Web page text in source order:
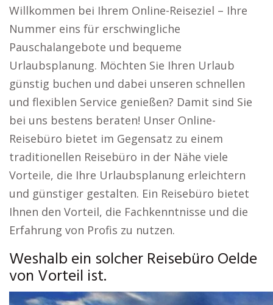
Willkommen bei Ihrem Online-Reiseziel – Ihre
Nummer eins für erschwingliche
Pauschalangebote und bequeme
Urlaubsplanung. Möchten Sie Ihren Urlaub
günstig buchen und dabei unseren schnellen
und flexiblen Service genießen? Damit sind Sie
bei uns bestens beraten! Unser Online-
Reisebüro bietet im Gegensatz zu einem
traditionellen Reisebüro in der Nähe viele
Vorteile, die Ihre Urlaubsplanung erleichtern
und günstiger gestalten. Ein Reisebüro bietet
Ihnen den Vorteil, die Fachkenntnisse und die
Erfahrung von Profis zu nutzen.
Weshalb ein solcher Reisebüro Oelde
von Vorteil ist.